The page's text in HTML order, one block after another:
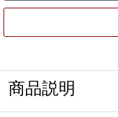
商品説明